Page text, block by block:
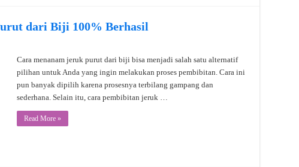
dari Biji 100% Berhasil
Cara menanam jeruk purut dari biji bisa menjadi salah satu alternatif
pilihan untuk Anda yang ingin melakukan proses pembibitan. Cara ini
pun banyak dipilih karena prosesnya terbilang gampang dan
sederhana. Selain itu, cara pembibitan jeruk …
Read More »